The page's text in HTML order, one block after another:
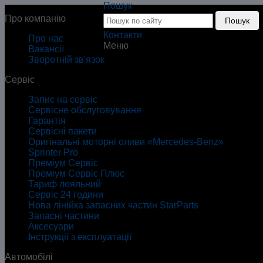
Пошук
Пошук
Контакти
Меню
Про компанію
Про нас
Вакансії
Зворотній зв'язок
Сервіс
Запис на сервіс
Сервісне обслуговування
Гарантія
Сервісні пакети
Оригінальні моторні оливи «Mercedes-Benz»
Sprinter Pro
Преміум Сервіс
Преміум Сервіс Плюс
Тариф лояльний
Сервіс 24 години
Нова лінійка запасних частин StarParts
Запасні частини
Аксесуари
Інструкції з експлуатації
Автомобілі
B
CLA
CLE
E
G
GLA
GLB
GLC
GLE
GLS
S
SL
V
AMG GT
EQA
EQB